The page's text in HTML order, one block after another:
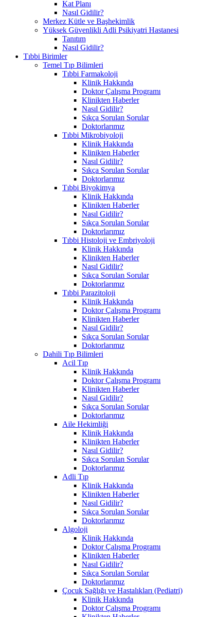
Kat Planı
Nasıl Gidilir?
Merkez Kütle ve Başhekimlik
Yüksek Güvenlikli Adli Psikiyatri Hastanesi
Tanıtım
Nasıl Gidilir?
Tıbbi Birimler
Temel Tıp Bilimleri
Tıbbi Farmakoloji
Klinik Hakkında
Doktor Çalışma Programı
Klinikten Haberler
Nasıl Gidilir?
Sıkça Sorulan Sorular
Doktorlarımız
Tıbbi Mikrobiyoloji
Klinik Hakkında
Klinikten Haberler
Nasıl Gidilir?
Sıkça Sorulan Sorular
Doktorlarımız
Tıbbi Biyokimya
Klinik Hakkında
Klinikten Haberler
Nasıl Gidilir?
Sıkça Sorulan Sorular
Doktorlarımız
Tıbbi Histoloji ve Embriyoloji
Klinik Hakkında
Klinikten Haberler
Nasıl Gidilir?
Sıkça Sorulan Sorular
Doktorlarımız
Tıbbi Parazitoloji
Klinik Hakkında
Doktor Çalışma Programı
Klinikten Haberler
Nasıl Gidilir?
Sıkça Sorulan Sorular
Doktorlarımız
Dahili Tıp Bilimleri
Acil Tıp
Klinik Hakkında
Doktor Çalışma Programı
Klinikten Haberler
Nasıl Gidilir?
Sıkça Sorulan Sorular
Doktorlarımız
Aile Hekimliği
Klinik Hakkında
Klinikten Haberler
Nasıl Gidilir?
Sıkça Sorulan Sorular
Doktorlarımız
Adli Tıp
Klinik Hakkında
Klinikten Haberler
Nasıl Gidilir?
Sıkça Sorulan Sorular
Doktorlarımız
Algoloji
Klinik Hakkında
Doktor Çalışma Programı
Klinikten Haberler
Nasıl Gidilir?
Sıkça Sorulan Sorular
Doktorlarımız
Çocuk Sağlığı ve Hastalıkları (Pediatri)
Klinik Hakkında
Doktor Çalışma Programı